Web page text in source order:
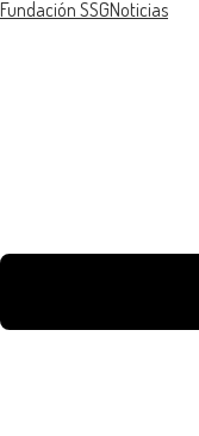
Fundación SSGNoticias